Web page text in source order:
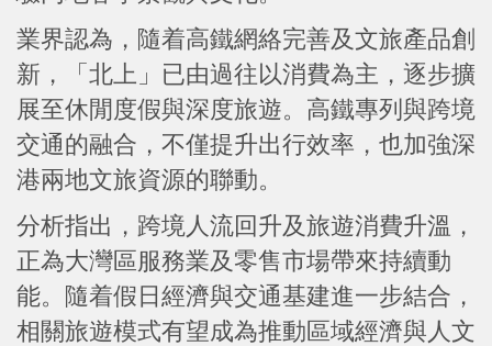
業界認為，隨着高鐵網絡完善及文旅產品創
新，「北上」已由過往以消費為主，逐步擴
展至休閒度假與深度旅遊。高鐵專列與跨境
交通的融合，不僅提升出行效率，也加強深
港兩地文旅資源的聯動。
分析指出，跨境人流回升及旅遊消費升溫，
正為大灣區服務業及零售市場帶來持續動
能。隨着假日經濟與交通基建進一步結合，
相關旅遊模式有望成為推動區域經濟與人文